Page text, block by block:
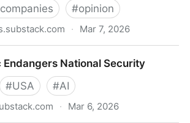
companies #opinion
· Mar 7, 2026
up to him
National Security
#USA #AI
· Mar 6, 2026